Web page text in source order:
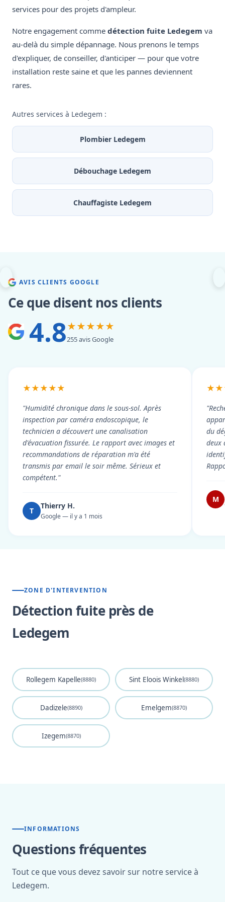
services pour des projets d'ampleur.
Notre engagement comme détection fuite Ledegem va
au-delà du simple dépannage. Nous prenons le temps
d'expliquer, de conseiller, d'anticiper — pour que votre
installation reste saine et que les pannes deviennent
rares.
Autres services à Ledegem :
Plombier Ledegem
Débouchage Ledegem
Chauffagiste Ledegem
AVIS CLIENTS GOOGLE
Ce que disent nos clients
4.8★★★★★
255 avis Google
★★★★★
"Humidité chronique dans le sous-sol. Après
inspection par caméra endoscopique, le
technicien a découvert une canalisation
d'évacuation fissurée. Le rapport avec images et
recommandations de réparation m'a été
transmis par email le soir même. Sérieux et
compétent."
T
Thierry H.
Google — il y a 1 mois
du
deux
M
ZONE D'INTERVENTION
Détection fuite près de
Ledegem
Rollegem Kapelle(8880) Sint Eloois Winkel(8880)
Dadizele(8890) Emelgem(8870)
Izegem(8870)
INFORMATIONS
Questions fréquentes
Tout ce que vous devez savoir sur notre service à
Ledegem.